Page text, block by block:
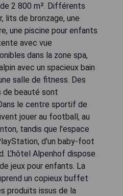
2 800 m². Différents
lits de bronzage, une
une piscine pour enfants
avec vue
dans la zone spa,
avec un spacieux bain
salle de fitness. Des
de beauté sont
le centre sportif de
jouer au football, au
tandis que l'espace
d'un baby-foot
L'hôtel Alpenhof dispose
jeux pour enfants. La
un copieux buffet
produits issus de la